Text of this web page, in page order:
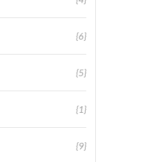
{6}
{5}
{1}
{9}